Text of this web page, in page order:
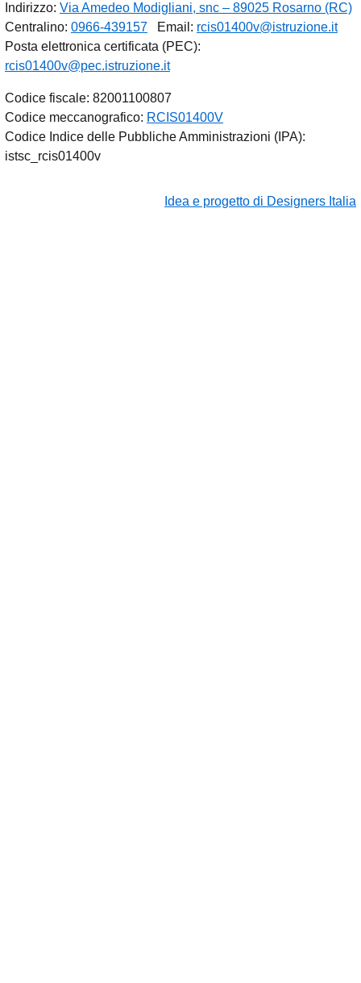
Indirizzo: Via Amedeo Modigliani, snc – 89025 Rosarno (RC)
Centralino: 0966-439157 Email: rcis01400v@istruzione.it
Posta elettronica certificata (PEC):
rcis01400v@pec.istruzione.it
Codice fiscale: 82001100807
Codice meccanografico: RCIS01400V
Codice Indice delle Pubbliche Amministrazioni (IPA):
istsc_rcis01400v
Idea e progetto di Designers Italia